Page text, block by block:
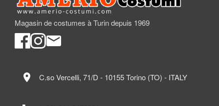
Magasin de costumes à Turin depuis 1969
location_on C.so Vercelli, 71/D - 10155 Torino (TO) - ITALY